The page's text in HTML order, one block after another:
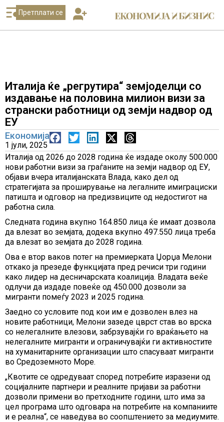
Претплати се
Италија ќе „регрутира“ земјоделци со
издавање на половина милион визи за
странски работници од земји надвор од
ЕУ
Економија
1 јули, 2025
Италија од 2026 до 2028 година ќе издаде околу 500.000
нови работни визи за граѓаните на земји надвор од ЕУ,
објави вчера италијанската Влада, како дел од
стратегијата за проширување на легалните имиграциски
патишта и одговор на предизвиците од недостигот на
работна сила.
Следната година вкупно 164.850 лица ќе имаат дозвола
да влезат во земјата, додека вкупно 497.550 лица треба
да влезат во земјата до 2028 година.
Ова е втор ваков потег на премиерката Џорџа Мелони
откако ја презеде функцијата пред речиси три години
како лидер на десничарската коалиција. Владата веќе
одлучи да издаде повеќе од 450.000 дозволи за
мигранти помеѓу 2023 и 2025 година.
Заедно со условите под кои им е дозволен влез на
новите работници, Мелони зазеде цврст став во врска
со нелегалните влезови, забрзувајќи го враќањето на
нелегалните мигранти и ограничувајќи ги активностите
на хуманитарните организации што спасуваат мигранти
во Средоземното Море.
„Квотите се одредуваат според потребите изразени од
социјалните партнери и реалните пријави за работни
дозволи примени во претходните години, што има за
цел програма што одговара на потребите на компаниите
и е реална“, се наведува во соопштението за медиумите.